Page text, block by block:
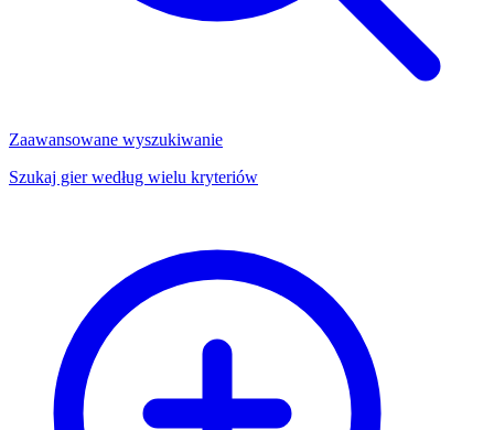
Zaawansowane wyszukiwanie
Szukaj gier według wielu kryteriów